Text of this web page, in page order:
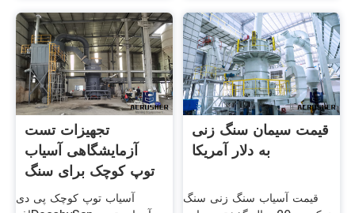
تجهیزات تست
آزمایشگاهی آسیاب
توپ کوچک برای سنگ
آسیاب توپ کوچک پی دی
قیمت سیمان سنگ زنی
به دلار آمریکا
قیمت آسیاب سنگ زنی سنگ